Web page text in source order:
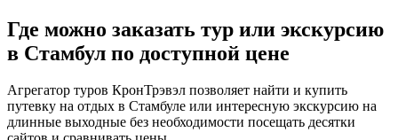
Где можно заказать тур или экскурсию
в Стамбул по доступной цене
Агрегатор туров КронТрэвэл позволяет найти и купить
путевку на отдых в Стамбуле или интересную экскурсию на
длинные выходные без необходимости посещать десятки